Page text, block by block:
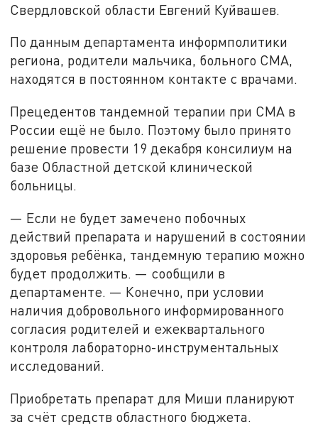
Свердловской области Евгений Куйвашев.
По данным департамента информполитики
региона, родители мальчика, больного СМА,
находятся в постоянном контакте с врачами.
Прецедентов тандемной терапии при СМА в
России ещё не было. Поэтому было принято
решение провести 19 декабря консилиум на
базе Областной детской клинической
больницы.
— Если не будет замечено побочных
действий препарата и нарушений в состоянии
здоровья ребёнка, тандемную терапию можно
будет продолжить. — сообщили в
департаменте. — Конечно, при условии
наличия добровольного информированного
согласия родителей и ежеквартального
контроля лабораторно-инструментальных
исследований.
Приобретать препарат для Миши планируют
за счёт средств областного бюджета.